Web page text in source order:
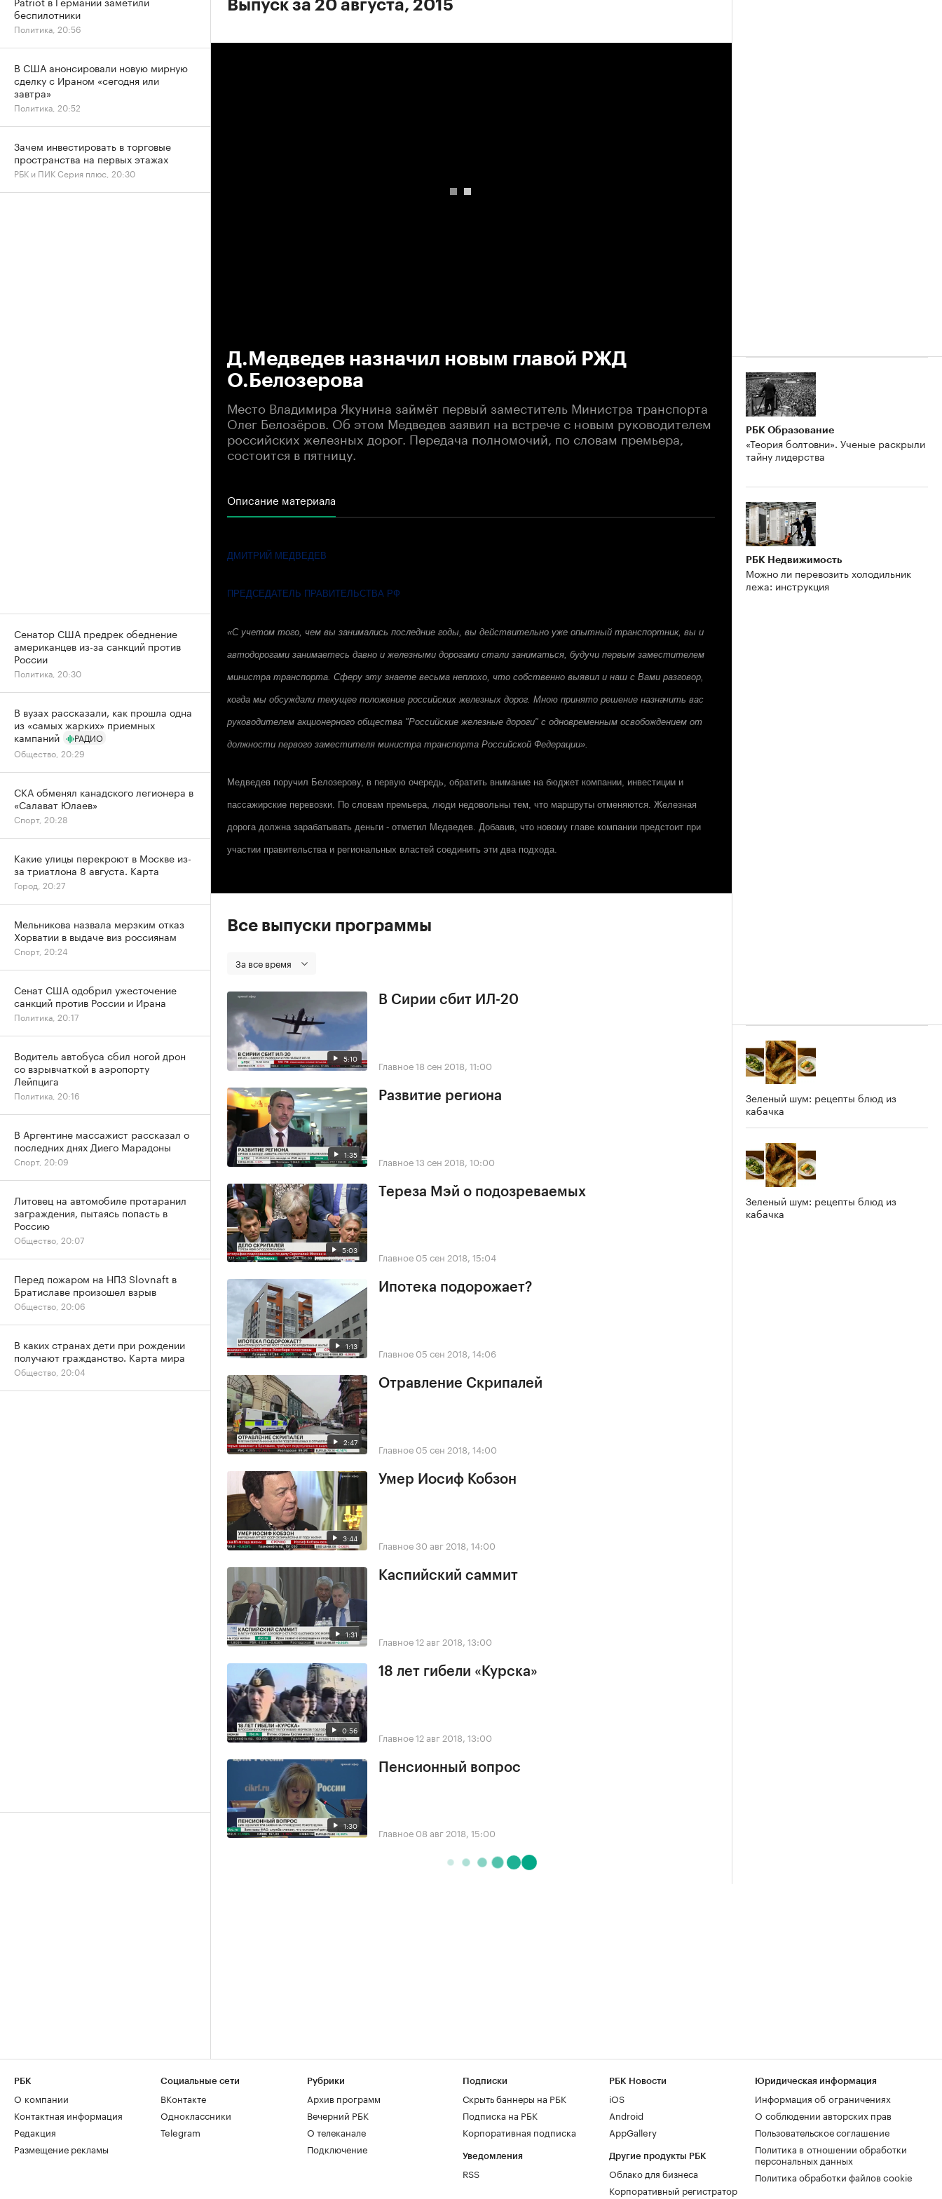
Выпуск за 20 августа, 2015
Д.Медведев назначил новым главой РЖД
О.Белозерова
Место Владимира Якунина займёт первый заместитель Министра транспорта
Олег Белозёров. Об этом Медведев заявил на встрече с новым руководителем
российских железных дорог. Передача полномочий, по словам премьера,
состоится в пятницу.
Описание материала
ДМИТРИЙ МЕДВЕДЕВ
ПРЕДСЕДАТЕЛЬ ПРАВИТЕЛЬСТВА РФ
«С учетом того, чем вы занимались последние годы, вы действительно уже опытный транспортник, вы и
автодорогами занимаетесь давно и железными дорогами стали заниматься, будучи первым заместителем
министра транспорта. Сферу эту знаете весьма неплохо, что собственно выявил и наш с Вами разговор,
когда мы обсуждали текущее положение российских железных дорог. Мною принято решение назначить вас
руководителем акционерного общества "Российские железные дороги" с одновременным освобождением от
должности первого заместителя министра транспорта Российской Федерации».
Медведев поручил Белозерову, в первую очередь, обратить внимание на бюджет компании, инвестиции и
пассажирские перевозки. По словам премьера, люди недовольны тем, что маршруты отменяются. Железная
дорога должна зарабатывать деньги - отметил Медведев. Добавив, что новому главе компании предстоит при
участии правительства и региональных властей соединить эти два подхода.
Все выпуски программы
За все время
5:10
В Сирии сбит ИЛ-20
Главное18 сен 2018, 11:00
1:35
Развитие региона
Главное13 сен 2018, 10:00
5:03
Тереза Мэй о подозреваемых
Главное 05 сен 2018, 15:04
1:13
Ипотека подорожает?
Главное 05 сен 2018, 14:06
2:47
Отравление Скрипалей
Главное 05 сен 2018, 14:00
3:44
Умер Иосиф Кобзон
Главное30 авг 2018, 14:00
1:31
Каспийский саммит
Главное12 авг 2018, 13:00
0:56
18 лет гибели «Курска»
Главное12 авг 2018, 13:00
1:30
Пенсионный вопрос
Главное 08 авг 2018, 15:00
РБК Образование
«Теория болтовни». Ученые раскрыли
тайну лидерства
РБК Недвижимость
Можно ли перевозить холодильник
лежа: инструкция
Зеленый шум: рецепты блюд из
кабачка
Зеленый шум: рецепты блюд из
кабачка
беспилотники
Политика, 20:56
В США анонсировали новую мирную
сделку с Ираном «сегодня или
завтра»
Политика, 20:52
Зачем инвестировать в торговые
пространства на первых этажах
РБК и ПИК Серия плюс, 20:30
Сенатор США предрек обеднение
американцев из-за санкций против
России
Политика, 20:30
В вузах рассказали, как прошла одна
из «самых жарких» приемных
кампаний
РАДИО
Общество, 20:29
СКА обменял канадского легионера в
«Салават Юлаев»
Спорт, 20:28
Какие улицы перекроют в Москве из-
за триатлона 8 августа. Карта
Город, 20:27
Мельникова назвала мерзким отказ
Хорватии в выдаче виз россиянам
Спорт, 20:24
Сенат США одобрил ужесточение
санкций против России и Ирана
Политика, 20:17
Водитель автобуса сбил ногой дрон
со взрывчаткой в аэропорту
Лейпцига
Политика, 20:16
В Аргентине массажист рассказал о
последних днях Диего Марадоны
Спорт, 20:09
Литовец на автомобиле протаранил
заграждения, пытаясь попасть в
Россию
Общество, 20:07
Перед пожаром на НПЗ Slovnaft в
Братиславе произошел взрыв
Общество, 20:06
В каких странах дети при рождении
получают гражданство. Карта мира
Общество, 20:04
РБК
О компании
Контактная информация
Редакция
Размещение рекламы
Социальные сети
ВКонтакте
Одноклассники
Telegram
Рубрики
Архив программ
Вечерний РБК
О телеканале
Подключение
Подписки
Скрыть баннеры на РБК
Подписка на РБК
Корпоративная подписка
Уведомления
RSS
РБК Новости
iOS
Android
AppGallery
Другие продукты РБК
Облако для бизнеса
Корпоративный регистратор
Юридическая информация
Информация об ограничениях
О соблюдении авторских прав
Пользовательское соглашение
Политика в отношении обработки
персональных данных
Политика обработки файлов cookie